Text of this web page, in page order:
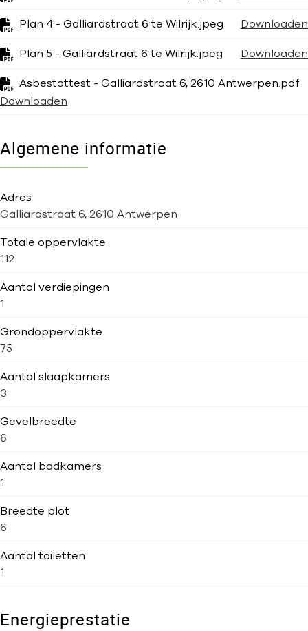
Plan 4 - Galliardstraat 6 te Wilrijk.jpeg Downloaden
Plan 5 - Galliardstraat 6 te Wilrijk.jpeg Downloaden
Asbestattest - Galliardstraat 6, 2610 Antwerpen.pdf
Downloaden
Algemene informatie
Adres
Galliardstraat 6, 2610 Antwerpen
Totale oppervlakte
112
Aantal verdiepingen
1
Grondoppervlakte
75
Aantal slaapkamers
3
Gevelbreedte
6
Aantal badkamers
1
Breedte plot
6
Aantal toiletten
1
Energieprestatie